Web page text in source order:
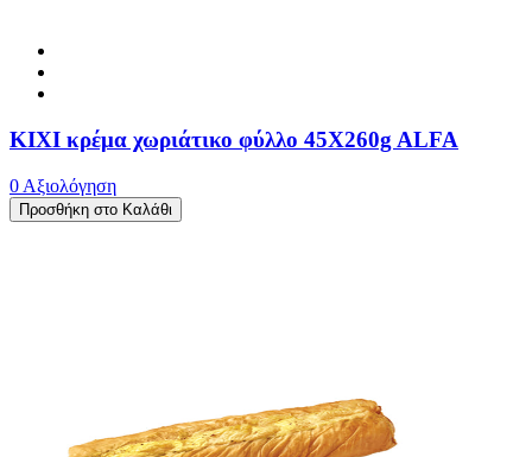
ΚΙΧΙ κρέμα χωριάτικο φύλλο 45X260g ALFA
0 Αξιολόγηση
Προσθήκη στο Καλάθι